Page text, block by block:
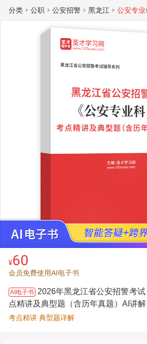
分类 公职 公安招警 黑龙江 公安专业
¥60
会员免费使用AI电子书
AI电子书 2026年黑龙江省公安招警考
点精讲及典型题（含历年真题）AI讲解
考点精讲 典型题详解